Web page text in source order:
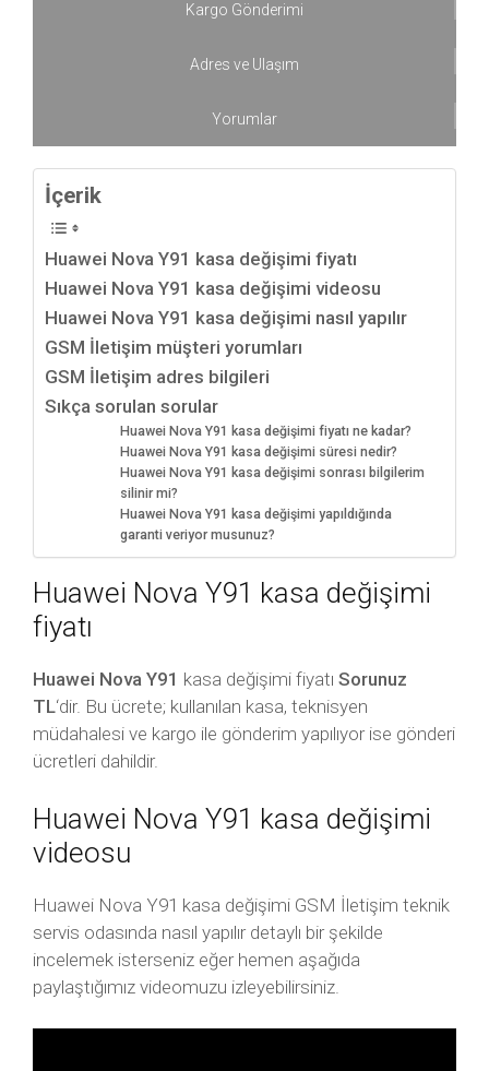
Kargo Gönderimi
Adres ve Ulaşım
Yorumlar
İçerik
Huawei Nova Y91 kasa değişimi fiyatı
Huawei Nova Y91 kasa değişimi videosu
Huawei Nova Y91 kasa değişimi nasıl yapılır
GSM İletişim müşteri yorumları
GSM İletişim adres bilgileri
Sıkça sorulan sorular
Huawei Nova Y91 kasa değişimi fiyatı ne kadar?
Huawei Nova Y91 kasa değişimi süresi nedir?
Huawei Nova Y91 kasa değişimi sonrası bilgilerim
silinir mi?
Huawei Nova Y91 kasa değişimi yapıldığında
garanti veriyor musunuz?
Huawei Nova Y91 kasa değişimi
fiyatı
Huawei Nova Y91 kasa değişimi fiyatı Sorunuz
TL‘dir. Bu ücrete; kullanılan kasa, teknisyen
müdahalesi ve kargo ile gönderim yapılıyor ise gönderi
ücretleri dahildir.
Huawei Nova Y91 kasa değişimi
videosu
Huawei Nova Y91 kasa değişimi GSM İletişim teknik
servis odasında nasıl yapılır detaylı bir şekilde
incelemek isterseniz eğer hemen aşağıda
paylaştığımız videomuzu izleyebilirsiniz.